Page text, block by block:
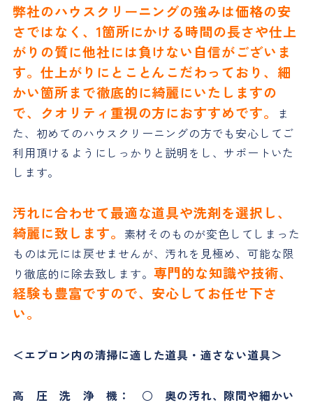
弊社のハウスクリーニングの強みは価格の安
さではなく、1箇所にかける時間の長さや仕上
がりの質に他社には負けない自信がございま
す。仕上がりにとことんこだわっており、細
かい箇所まで徹底的に綺麗にいたしますの
で、クオリティ重視の方におすすめです。
ま
た、初めてのハウスクリーニングの方でも安心してご
利用頂けるようにしっかりと説明をし、サポートいた
します。
汚れに合わせて最適な道具や洗剤を選択し、
綺麗に致します。 素材そのものが変色してしまった
ものは元には戻せませんが、汚れを見極め、可能な限
り徹底的に除去致します。 専門的な知識や技術、
経験も豊富ですので、安心してお任せ下さ
い。
＜エプロン内の清掃に適した道具・適さない道具＞
高 圧 洗 浄 機： ○ 奥の汚れ、隙間や細かい